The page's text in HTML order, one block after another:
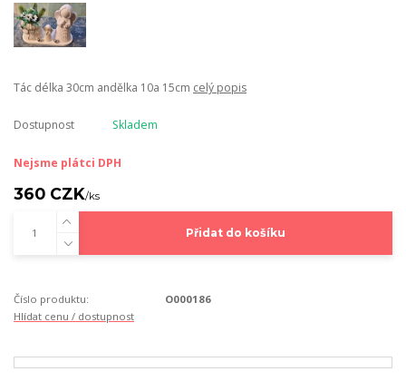
Tác délka 30cm andělka 10a 15cm celý popis
Dostupnost Skladem
Nejsme plátci DPH
360 CZK/ks
Přidat do košíku
Číslo produktu:
O000186
Hlídat cenu / dostupnost